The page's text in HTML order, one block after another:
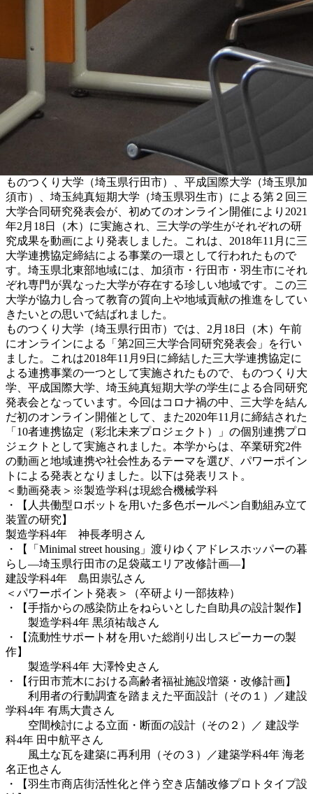
ものつくり大学（埼玉県行田市）、平成国際大学（埼玉県加
須市）、埼玉純真短期大学（埼玉県羽生市）による第２回三
大学合同研究発表会が、初めてのオンライン開催により2021
年2月18日（木）に実施され、三大学の学生がそれぞれの研
究成果を動画により発表しました。これは、2018年11月に三
大学連携協定締結による事業の一環として行われたもので
す。埼玉県北東部地域には、加須市・行田市・羽生市にそれ
ぞれ専門が異なった大学が存在する珍しい地域です。この三
大学が協力し合って教育の質向上や地域貢献の推進をしてい
きたいとの思いで結ばれました。
ものつくり大学（埼玉県行田市）では、2月18日（木）午前
にオンラインによる「第2回三大学合同研究発表会」を行い
ました。これは2018年11月9日に締結した三大学連携協定に
よる連携事業の一つとして実施されたもので、ものつくり大
学、平成国際大学、埼玉純真短期大学の学生による合同研究
発表会となっています。今回はコロナ禍の中、三大学を結ん
だ初のオンライン開催として、また2020年11月に締結された
「10者連携協定（彩北未来プロジェクト）」の個別連携プロ
ジェクトとして実施されました。本学からは、卒業研究2件
の動画と地域連携や社会性あるテーマを選び、パワーポイン
トによる発表となりました。以下は発表リスト。
＜動画発表＞※製造学科は現総合機械学科
・【人共働型ロボットを用いた多色ボールペン自動組み立て
装置の研究】
製造学科4年 神長孝明さん
・【「Minimal street housing」渡りゆくアドレスホッパーの暮
らし―埼玉県行田市の足袋蔵エリア改修計画―】
建設学科4年 島田祟弘さん
＜パワーポイント発表＞（卒研より一部抜粋）
・【手指からの感染防止をねらいとした自助具の設計製作】
製造学科4年 黒須祐哉さん
・【流動性サポート材を用いた総削り出しスピーカーの製
作】
製造学科4年 大澤怜史さん
・【行田市荒木における高齢者福祉施設増築・改修計画】
利用者の行動調査を踏まえた平面設計（その１）／建設
学科4年 有馬大貴さん
空間検討による立面・断面の設計（その２）／ 建設学
科4年 田中航平さん
風土な瓦を建築に再利用（その３）／建築学科4年 海老
名正也さん
・【羽生市商店街活性化と伴う空き店舗改修プロトタイプ設